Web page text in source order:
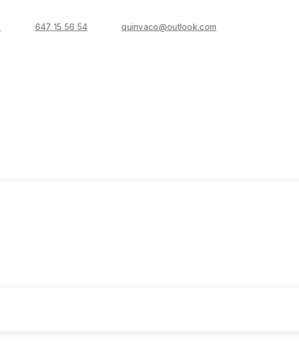
647 15 56 54 quinvaco@outlook.com